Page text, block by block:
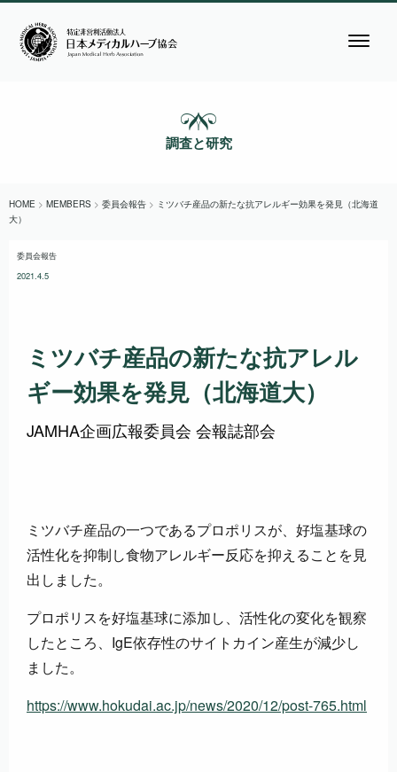
調査と研究
HOME > MEMBERS > 委員会報告 > ミツバチ産品の新たな抗アレルギー効果を発見（北海道
大）
委員会報告
2021.4.5
ミツバチ産品の新たな抗アレル
ギー効果を発見（北海道大）
JAMHA企画広報委員会 会報誌部会
ミツバチ産品の一つであるプロポリスが、好塩基球の
活性化を抑制し食物アレルギー反応を抑えることを見
出しました。
プロポリスを好塩基球に添加し、活性化の変化を観察
したところ、IgE依存性のサイトカイン産生が減少し
ました。
https://www.hokudai.ac.jp/news/2020/12/post-765.html